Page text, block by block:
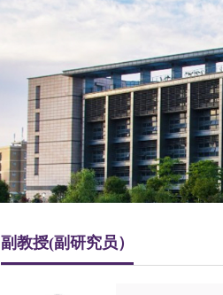
副教授(副研究员）